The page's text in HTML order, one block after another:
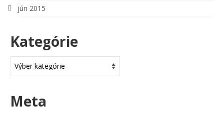
jún 2015
Kategórie
Meta